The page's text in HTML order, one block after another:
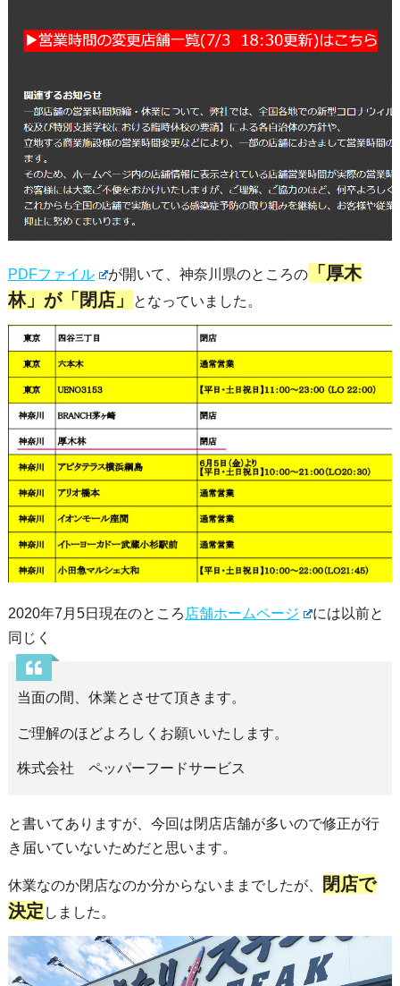
PDFファイル が開いて、神奈川県のところの「厚木
林」が「閉店」
となっていました。
2020年7月5日現在のところ 店舗ホームページ
には以前と
同じく
当面の間、休業とさせて頂きます。
ご理解のほどよろしくお願いいたします。
株式会社 ペッパーフードサービス
と書いてありますが、今回は閉店店舗が多いので修正が行
き届いていないためだと思います。
休業なのか閉店なのか分からないままでしたが、
閉店で
決定 しました。